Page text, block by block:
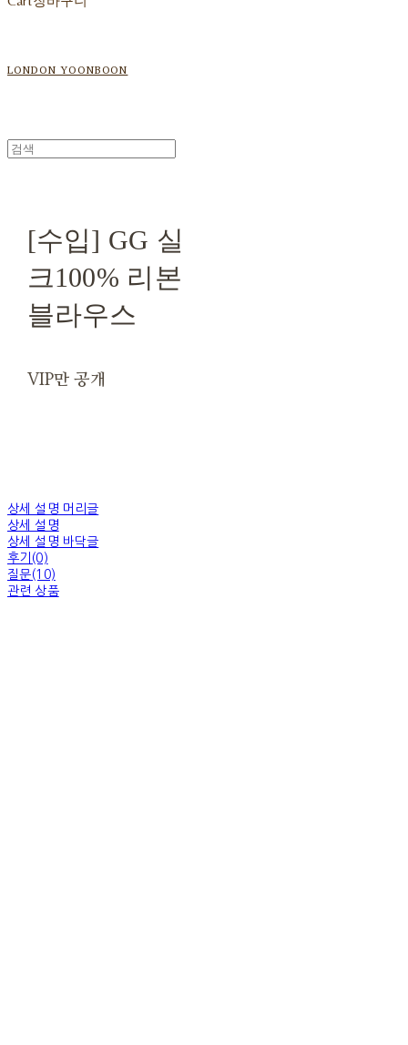
LONDON YOONBOON
[수입] GG 실
크100% 리본
블라우스
VIP만 공개
상세 설명 머리글
상세 설명
상세 설명 바닥글
후기(0)
질문(10)
관련 상품